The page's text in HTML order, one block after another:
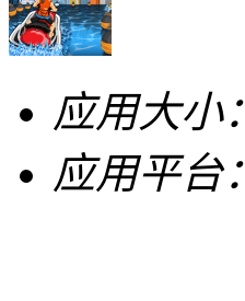
应用大小：
应用平台：